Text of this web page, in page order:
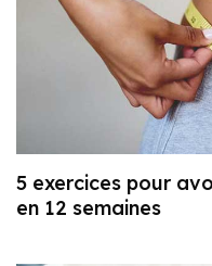
5 exercices pour
en 12 semaines